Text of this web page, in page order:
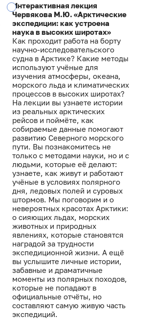
Интерактивная лекция
Червякова М.Ю. «Арктические
экспедиции: как устроена
наука в высоких широтах»
Как проходит работа на борту
научно-исследовательского
судна в Арктике? Какие методы
используют учёные для
изучения атмосферы, океана,
морского льда и климатических
процессов в высоких широтах?
На лекции вы узнаете истории
из реальных арктических
рейсов и поймёте, как
собираемые данные помогают
развитию Северного морского
пути. Вы познакомитесь не
только с методами науки, но и с
людьми, которые её делают:
узнаете, как живут и работают
учёные в условиях полярного
дня, ледовых полей и суровых
штормов. Мы поговорим и о
невероятных красотах Арктики:
о сияющих льдах, морских
животных и природных
явлениях, которые становятся
наградой за трудности
экспедиционной жизни. А ещё
вы услышите личные истории,
забавные и драматичные
моменты из полярных походов,
которые не попадают в
официальные отчёты, но
составляют самую живую часть
экспедиций.